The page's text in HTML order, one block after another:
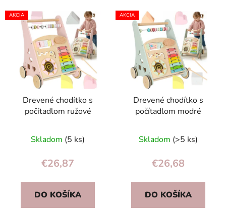
e
V
ý
AKCIA
Drevené chodítko s
počítadlom ružové
Skladom (5 ks)
€26,87
DO KOŠÍKA
AKCIA
Drevené chodítko s
počítadlom modré
Skladom (>5 ks)
€26,68
DO KOŠÍKA